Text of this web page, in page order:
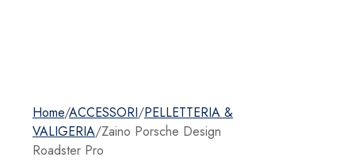
Home/ACCESSORI/PELLETTERIA &
VALIGERIA/Zaino Porsche Design
Roadster Pro